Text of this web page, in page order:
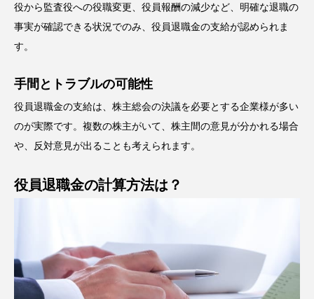
役から監査役への役職変更、役員報酬の減少など、明確な退職の
事実が確認できる状況でのみ、役員退職金の支給が認められま
す。
手間とトラブルの可能性
役員退職金の支給は、株主総会の決議を必要とする企業様が多い
のが実際です。複数の株主がいて、株主間の意見が分かれる場合
や、反対意見が出ることも考えられます。
役員退職金の計算方法は？